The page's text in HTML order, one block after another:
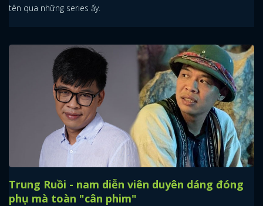
tên qua những series ấy.
Trung Ruồi - nam diễn viên duyên dáng đóng
phụ mà toàn "cân phim"